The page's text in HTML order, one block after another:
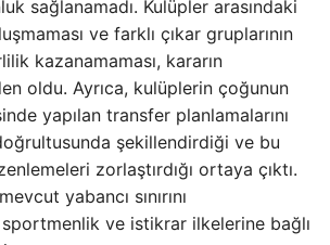
sağlanamadı. Kulüpler arasındaki
ve farklı çıkar gruplarının
kazanamaması, kararın
oldu. Ayrıca, kulüplerin çoğunun
yapılan transfer planlamalarını
şekillendirdiği ve bu
zorlaştırdığı ortaya çıktı.
yabancı sınırını
ve istikrar ilkelerine bağlı